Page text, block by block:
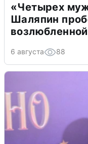
«Четырех
Шаляпин
возлюбленной
6 августа 88